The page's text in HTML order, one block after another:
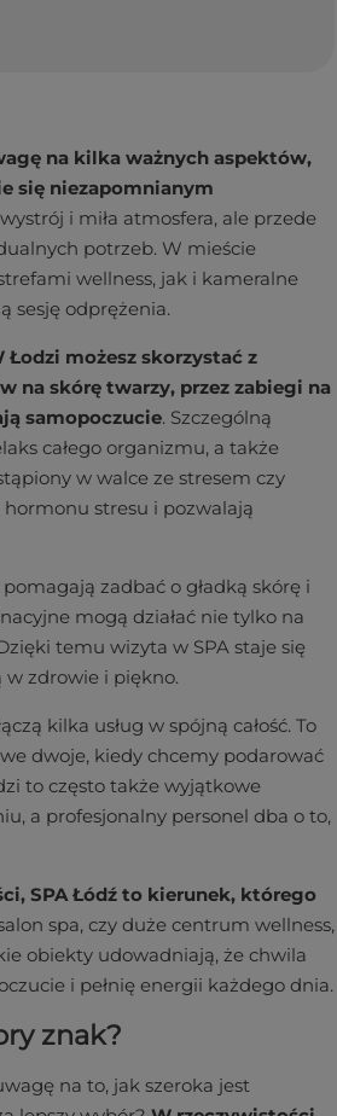
na kilka ważnych aspektów,
się niezapomnianym
i miła atmosfera, ale przede
potrzeb. W mieście
wellness, jak i kameralne
sesję odprężenia.
Łodzi możesz skorzystać z
na skórę twarzy, przez zabiegi na
samopoczucie. Szczególną
całego organizmu, a także
w walce ze stresem czy
stresu i pozwalają
zadbać o gładką skórę i
mogą działać nie tylko na
temu wizyta w SPA staje się
zdrowie i piękno.
kilka usług w spójną całość. To
dwoje, kiedy chcemy podarować
to często także wyjątkowe
a profesjonalny personel dba o to,
SPA Łódź to kierunek, którego
spa, czy duże centrum wellness,
obiekty udowadniają, że chwila
i pełnię energii każdego dnia.
znak?
na to, jak szeroka jest